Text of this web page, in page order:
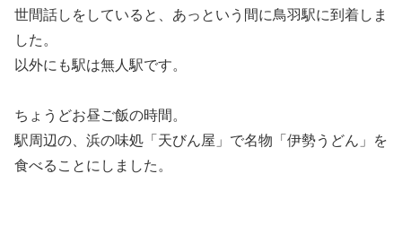
世間話しをしていると、あっという間に鳥羽駅に到着しま
した。
以外にも駅は無人駅です。
ちょうどお昼ご飯の時間。
駅周辺の、浜の味処「天びん屋」で名物「伊勢うどん」を
食べることにしました。